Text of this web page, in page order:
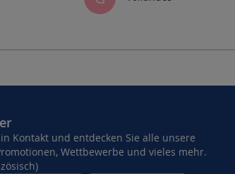
Kontakt und entdecken Sie alle unsere
Wettbewerbe und vieles mehr.